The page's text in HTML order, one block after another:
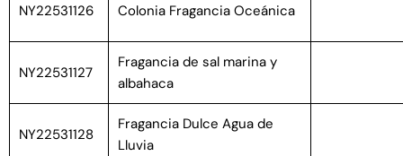
NY22531126 Colonia Fragancia Oceánica
NY22531127
Fragancia de sal marina y
albahaca
NY22531128
Fragancia Dulce Agua de
Lluvia